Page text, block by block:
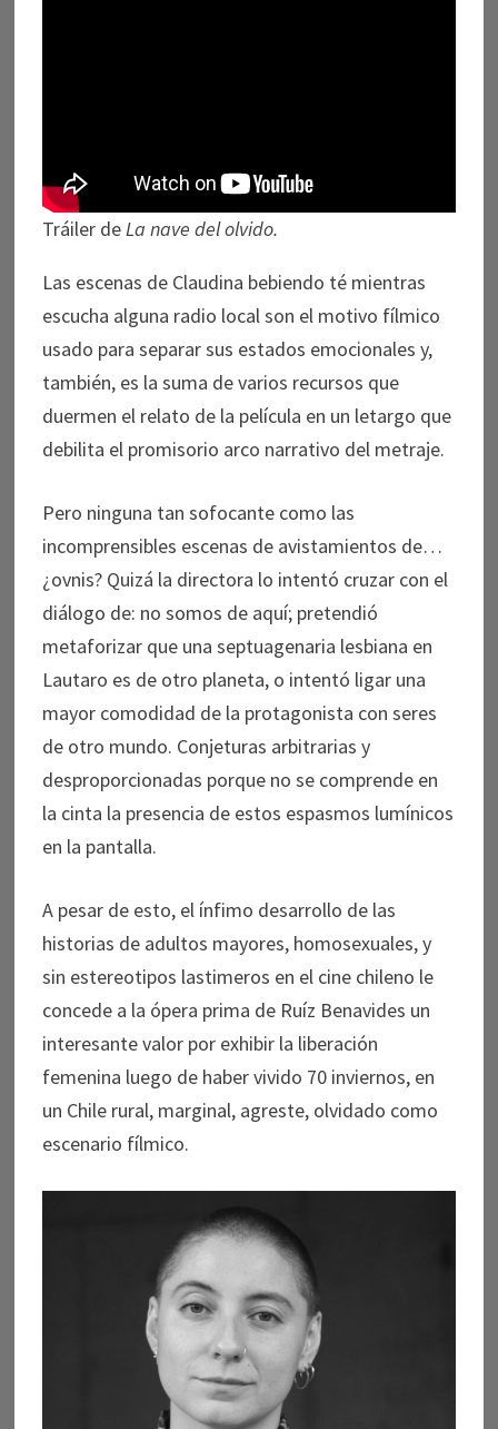
Tráiler deLa nave del olvido.
Las escenas de Claudina bebiendo té mientras
escucha alguna radio local son el motivo fílmico
usado para separar sus estados emocionales y,
también, es la suma de varios recursos que
duermen el relato de la película en un letargo que
debilita el promisorio arco narrativo del metraje.
Pero ninguna tan sofocante como las
incomprensibles escenas de avistamientos de…
¿ovnis? Quizá la directora lo intentó cruzar con el
diálogo de: no somos de aquí; pretendió
metaforizar que una septuagenaria lesbiana en
Lautaro es de otro planeta, o intentó ligar una
mayor comodidad de la protagonista con seres
de otro mundo. Conjeturas arbitrarias y
desproporcionadas porque no se comprende en
la cinta la presencia de estos espasmos lumínicos
en la pantalla.
A pesar de esto, el ínfimo desarrollo de las
historias de adultos mayores, homosexuales, y
sin estereotipos lastimeros en el cine chileno le
concede a la ópera prima de Ruíz Benavides un
interesante valor por exhibir la liberación
femenina luego de haber vivido 70 inviernos, en
un Chile rural, marginal, agreste, olvidado como
escenario fílmico.